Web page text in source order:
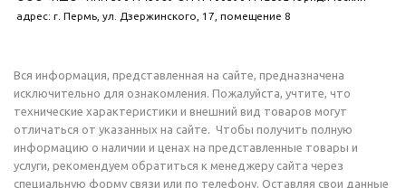
адрес: г. Пермь, ул. Дзержинского, 17, помещение 8
Вся информация, представленная на сайте, предназначена
исключительно для ознакомления. Пожалуйста, учтите, что
технические характеристики и внешний вид товаров могут
отличаться от указанных на сайте. Чтобы получить полную
информацию о наличии и ценах на представленные товары и
услуги, рекомендуем обратиться к менеджеру сайта через
специальную форму связи или по телефону. Оставляя свои данные